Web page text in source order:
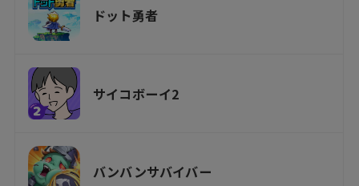
ドット勇者
サイコボーイ2
バンバンサバイバー